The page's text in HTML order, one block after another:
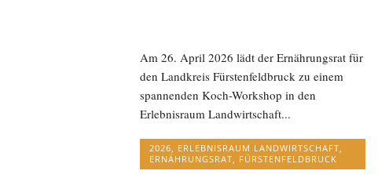
Am 26. April 2026 lädt der Ernährungsrat für
den Landkreis Fürstenfeldbruck zu einem
spannenden Koch-Workshop in den
Erlebnisraum Landwirtschaft...
2026, ERLEBNISRAUM LANDWIRTSCHAFT,
ERNÄHRUNGSRAT, FÜRSTENFELDBRUCK